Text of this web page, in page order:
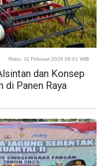
Rabu, 11 Februari 2026 08:01 WIB
dan Konsep
di Panen Raya